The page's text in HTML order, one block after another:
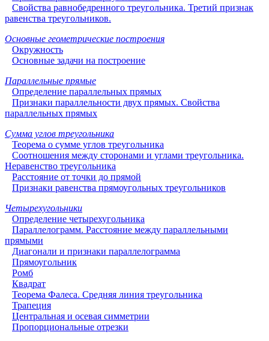
Свойства равнобедренного треугольника. Третий признак
равенства треугольников.
Основные геометрические построения
Окружность
Основные задачи на построение
Параллельные прямые
Определение параллельных прямых
Признаки параллельности двух прямых. Свойства
параллельных прямых
Сумма углов треугольника
Теорема о сумме углов треугольника
Соотношения между сторонами и углами треугольника.
Неравенство треугольника
Расстояние от точки до прямой
Признаки равенства прямоугольных треугольников
Четырехугольники
Определение четырехугольника
Параллелограмм. Расстояние между параллельными
прямыми
Диагонали и признаки параллелограмма
Прямоугольник
Ромб
Квадрат
Теорема Фалеса. Средняя линия треугольника
Трапеция
Центральная и осевая симметрии
Пропорциональные отрезки